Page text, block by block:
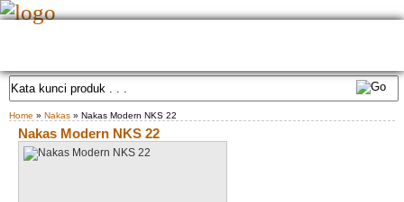
Home » Nakas » Nakas Modern NKS 22
Nakas Modern NKS 22